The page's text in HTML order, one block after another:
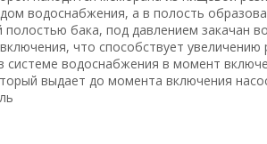
водоснабжения, а в полость
бака, под давлением закачан
что способствует увеличению
системе водоснабжения в момент
выдает до момента включения